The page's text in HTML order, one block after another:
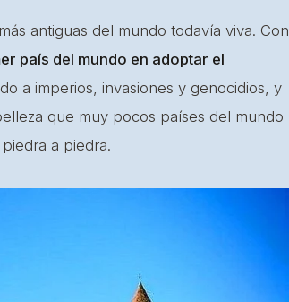
antiguas del mundo todavía viva. Con
país del mundo en adoptar el
a imperios, invasiones y genocidios, y
que muy pocos países del mundo
a piedra.